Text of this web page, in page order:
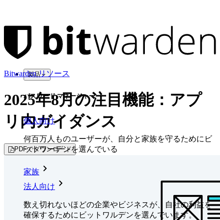
製品
パスワード マネージャー
個人向け
何百万人ものユーザーが、自分と家族を守るためにビ
ットワーデンを選んでいる
家族
法人向け
数え切れないほどの企業やビジネスが、自社の利益を
確保するためにビットワルデンを選んでいます。
Bitwarden リソース
2025年8月の注目機能：アプ
リ内ガイダンス
PDFでダウンロード